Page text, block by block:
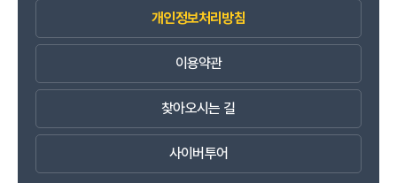
개인정보처리방침
이용약관
찾아오시는 길
사이버투어